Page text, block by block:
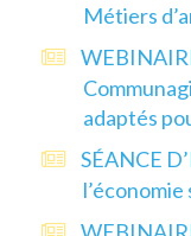
Métiers
adaptés
SÉANCE
l’économie